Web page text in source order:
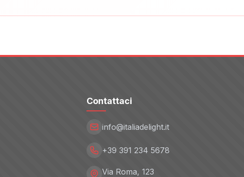
Contattaci
info@italiadelight.it
+39 391 234 5678
Via Roma, 123